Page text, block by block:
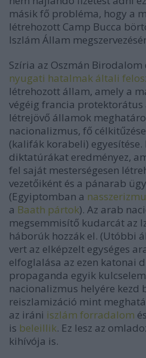
másik fő probléma, hogy a
létrehozott Camp Bucca
Iszlám Állam
Szíria az Oszmán
nyugati hatalmak általi
létrehozott állam, amely a
végéig francia
létrejövő államok
nacionalizmus, fő
(kalifák korabeli)
diktatúrákat eredményez,
fel saját mesterségesen
vezetőiként és a pánarab
(Egyiptomban a
a Baath pártok). Az arab
megsemmisítő kudarcát az
háborúk hozzák el. (Utóbbi
vert az elképzelt egységes
elfoglalása az ezen katonai
propaganda egyik
nacionalizmus helyére kezd
reiszlamizáció mint
az iráni iszlám forradalom
is beleillik. Ez lesz az
kihívója is.